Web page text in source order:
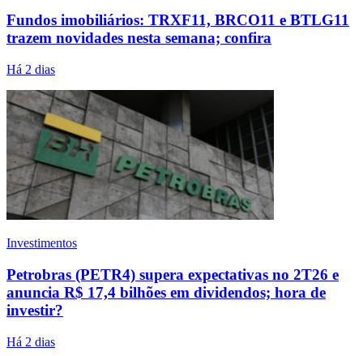
Fundos imobiliários: TRXF11, BRCO11 e BTLG11
trazem novidades nesta semana; confira
Há 2 dias
Investimentos
Petrobras (PETR4) supera expectativas no 2T26 e
anuncia R$ 17,4 bilhões em dividendos; hora de
investir?
Há 2 dias